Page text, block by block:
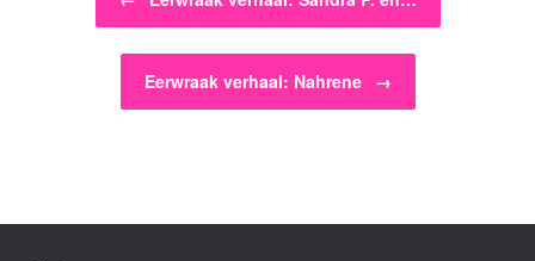
Eerwraak verhaal: Nahrene →